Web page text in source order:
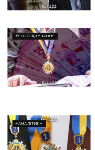
#РОЗСЛІДУВАННЯ
#АНАЛІТИКА